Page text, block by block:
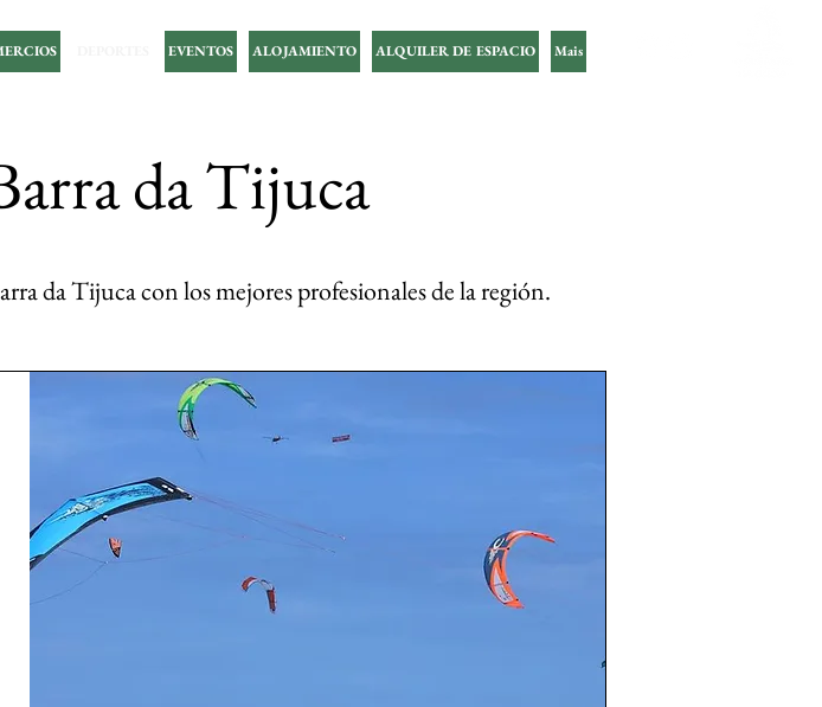
EVENTOS ALOJAMIENTO ALQUILER DE ESPACIO Mais
da Tijuca
da Tijuca con los mejores profesionales de la región.